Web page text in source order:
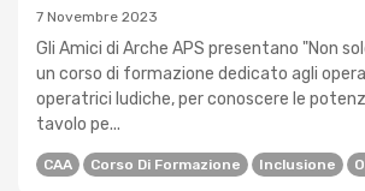
7 Novembre 2023
Gli Amici di Arche APS presentano "Non
un corso di formazione dedicato agli
operatrici ludiche, per conoscere le
tavolo pe...
CAA Corso Di Formazione Inclusione